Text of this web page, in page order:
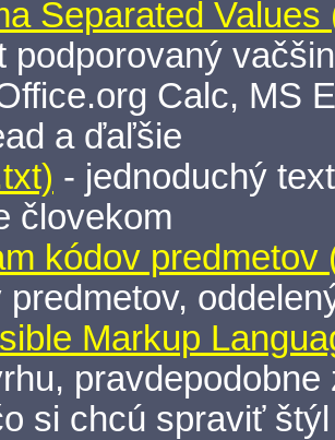
Separated Values
podporovaný
Calc, MS
a ďaľšie
- jednoduchý
človekom
kódov predmetov
predmetov,
Markup
si chcú spraviť